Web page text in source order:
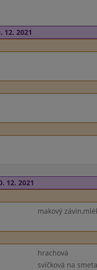
12. 2021
12. 2021
makový
hrachová
svíčková na